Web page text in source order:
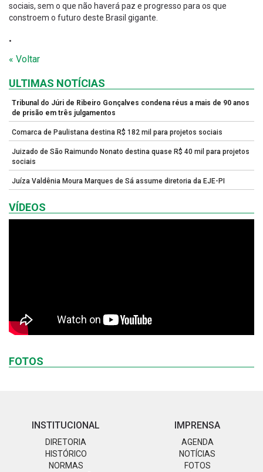
sociais, sem o que não haverá paz e progresso para os que
constroem o futuro deste Brasil gigante.
•
« Voltar
ULTIMAS NOTÍCIAS
Tribunal do Júri de Ribeiro Gonçalves condena réus a mais de 90 anos
de prisão em três julgamentos
Comarca de Paulistana destina R$ 182 mil para projetos sociais
Juizado de São Raimundo Nonato destina quase R$ 40 mil para projetos
sociais
Juíza Valdênia Moura Marques de Sá assume diretoria da EJE-PI
VÍDEOS
FOTOS
INSTITUCIONAL
DIRETORIA
HISTÓRICO
NORMAS
IMPRENSA
AGENDA
NOTÍCIAS
FOTOS